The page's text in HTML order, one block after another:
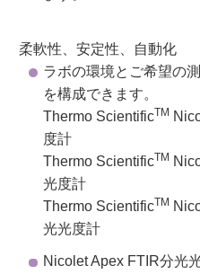
柔軟性、安定性、自動化
ラボの環境とご希望の
を構成できます。
Thermo ScientificTM
度計
Thermo ScientificTM
光度計
Thermo ScientificTM
光光度計
Nicolet Apex FTIR分光